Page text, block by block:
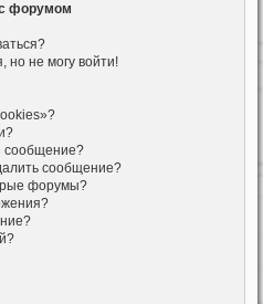
с форумом
но не могу войти!
сообщение?
сообщение?
форумы?